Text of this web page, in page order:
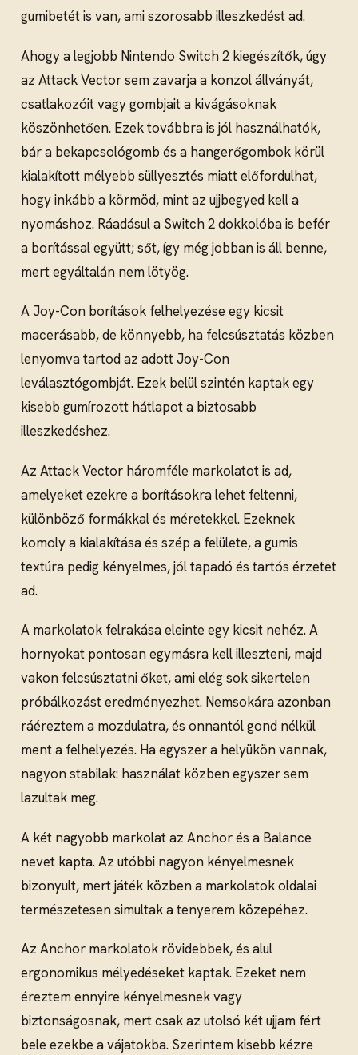
gumibetét is van, ami szorosabb illeszkedést ad.
Ahogy a legjobb Nintendo Switch 2 kiegészítők, úgy
az Attack Vector sem zavarja a konzol állványát,
csatlakozóit vagy gombjait a kivágásoknak
köszönhetően. Ezek továbbra is jól használhatók,
bár a bekapcsológomb és a hangerőgombok körül
kialakított mélyebb süllyesztés miatt előfordulhat,
hogy inkább a körmöd, mint az ujjbegyed kell a
nyomáshoz. Ráadásul a Switch 2 dokkolóba is befér
a borítással együtt; sőt, így még jobban is áll benne,
mert egyáltalán nem lötyög.
A Joy-Con borítások felhelyezése egy kicsit
macerásabb, de könnyebb, ha felcsúsztatás közben
lenyomva tartod az adott Joy-Con
leválasztógombját. Ezek belül szintén kaptak egy
kisebb gumírozott hátlapot a biztosabb
illeszkedéshez.
Az Attack Vector háromféle markolatot is ad,
amelyeket ezekre a borításokra lehet feltenni,
különböző formákkal és méretekkel. Ezeknek
komoly a kialakítása és szép a felülete, a gumis
textúra pedig kényelmes, jól tapadó és tartós érzetet
ad.
A markolatok felrakása eleinte egy kicsit nehéz. A
hornyokat pontosan egymásra kell illeszteni, majd
vakon felcsúsztatni őket, ami elég sok sikertelen
próbálkozást eredményezhet. Nemsokára azonban
ráéreztem a mozdulatra, és onnantól gond nélkül
ment a felhelyezés. Ha egyszer a helyükön vannak,
nagyon stabilak: használat közben egyszer sem
lazultak meg.
A két nagyobb markolat az Anchor és a Balance
nevet kapta. Az utóbbi nagyon kényelmesnek
bizonyult, mert játék közben a markolatok oldalai
természetesen simultak a tenyerem közepéhez.
Az Anchor markolatok rövidebbek, és alul
ergonomikus mélyedéseket kaptak. Ezeket nem
éreztem ennyire kényelmesnek vagy
biztonságosnak, mert csak az utolsó két ujjam fért
bele ezekbe a vájatokba. Szerintem kisebb kézre